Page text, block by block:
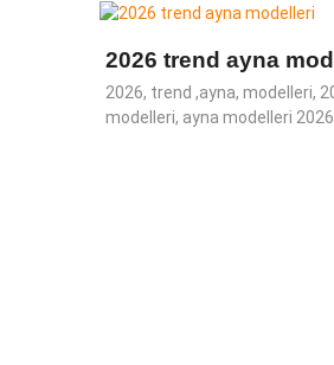
2026 trend ayna
2026, trend ,ayna, modelleri,
modelleri, ayna modelleri 2026